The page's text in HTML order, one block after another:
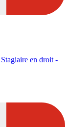
en droit -